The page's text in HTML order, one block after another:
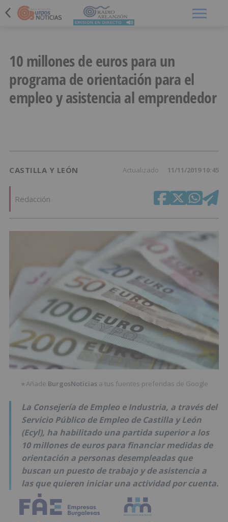
10 millones de euros para un
programa de orientación para el
empleo y asistencia al emprendedor
CASTILLA Y LEÓN Actualizado 11/11/2019 10:45
Redacción
★Añade BurgosNoticias a tus fuentes preferidas de Google
La Consejería de Empleo e Industria, a través del
Servicio Público de Empleo de Castilla y León
(Ecyl), ha habilitado una partida superior a los
10 millones de euros para financiar medidas de
orientación a personas desempleadas que
buscan un puesto de trabajo y de asistencia a
las que quieren iniciar una actividad por cuenta.